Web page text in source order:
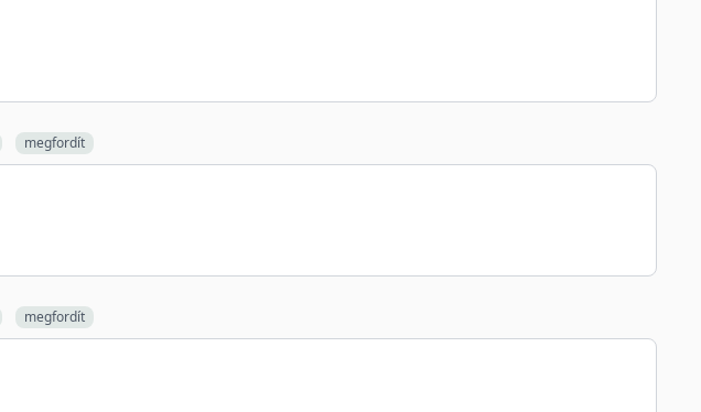
megfordít
megfordít